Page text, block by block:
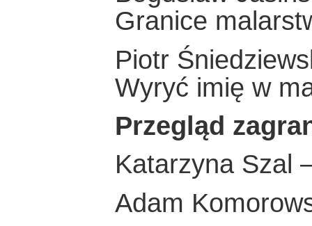
Granice
Piotr
Wyryć imię w
Przegląd
Katarzyna Szal
Adam